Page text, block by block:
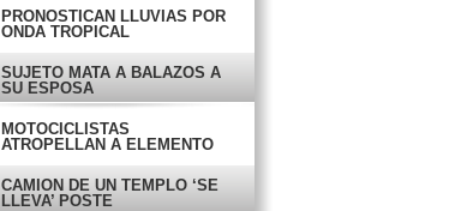
PRONOSTICAN LLUVIAS POR
ONDA TROPICAL
SUJETO MATA A BALAZOS A
SU ESPOSA
MOTOCICLISTAS
ATROPELLAN A ELEMENTO
CAMIÓN DE UN TEMPLO ‘SE
LLEVA’ POSTE